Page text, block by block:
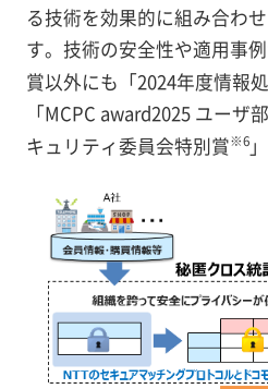
る技術を効果的に組み合わ
す。技術の安全性や適用事
賞以外にも「2024年度情報
「MCPC award2025 ユーザ
キュリティ委員会特別賞※6